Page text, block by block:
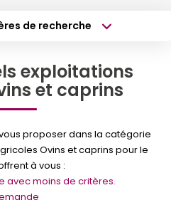
NEUFS
LOCATIVE
de recherche
Surface min
exploitations
et caprins
proposer dans la catégorie
Ovins et caprins pour le
à vous :
avec moins de critères.